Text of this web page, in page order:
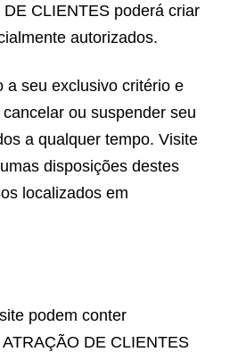
CLIENTES poderá criar
autorizados.
a seu exclusivo critério e
ou suspender seu
a qualquer tempo. Visite
disposições destes
localizados em
podem conter
DE CLIENTES